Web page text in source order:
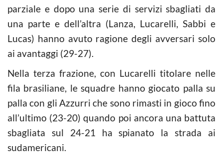
parziale e dopo una serie di servizi sbagliati da
una parte e dell’altra (Lanza, Lucarelli, Sabbi e
Lucas) hanno avuto ragione degli avversari solo
ai avantaggi (29-27).
Nella terza frazione, con Lucarelli titolare nelle
fila brasiliane, le squadre hanno giocato palla su
palla con gli Azzurri che sono rimasti in gioco fino
all’ultimo (23-20) quando poi ancora una battuta
sbagliata sul 24-21 ha spianato la strada ai
sudamericani.